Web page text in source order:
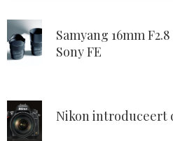
Samyang 16mm
Sony FE
Nikon introduceert